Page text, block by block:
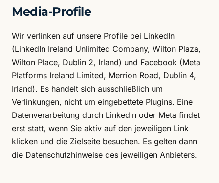
Media-Profile
Wir verlinken auf unsere Profile bei LinkedIn
(LinkedIn Ireland Unlimited Company, Wilton Plaza,
Wilton Place, Dublin 2, Irland) und Facebook (Meta
Platforms Ireland Limited, Merrion Road, Dublin 4,
Irland). Es handelt sich ausschließlich um
Verlinkungen, nicht um eingebettete Plugins. Eine
Datenverarbeitung durch LinkedIn oder Meta findet
erst statt, wenn Sie aktiv auf den jeweiligen Link
klicken und die Zielseite besuchen. Es gelten dann
die Datenschutzhinweise des jeweiligen Anbieters.